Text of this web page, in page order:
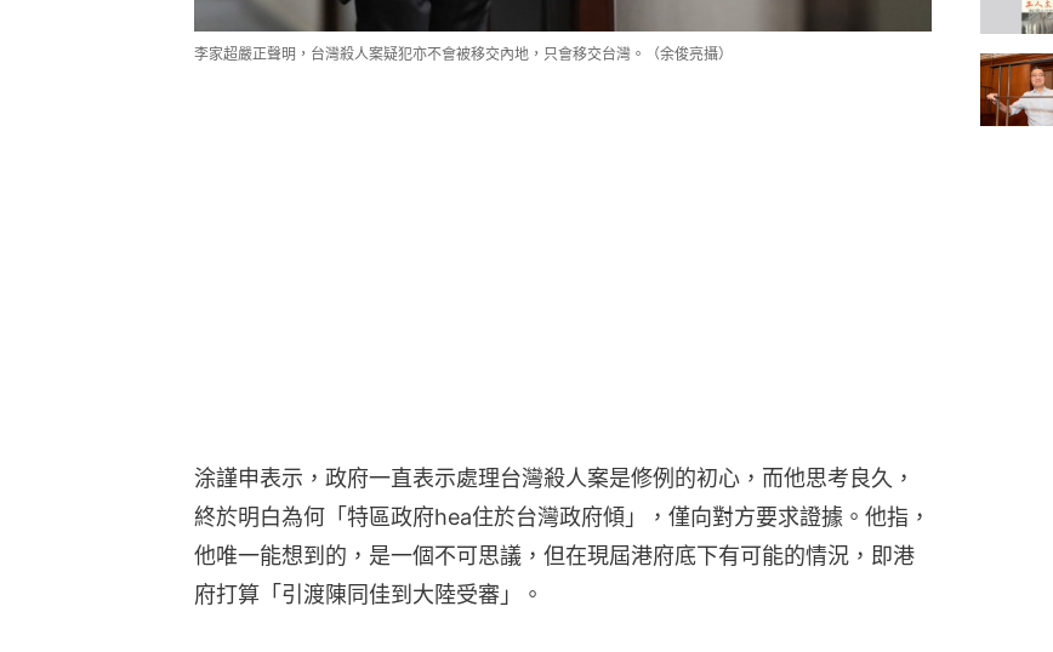
李家超嚴正聲明，台灣殺人案疑犯亦不會被移交內地，只會移交台灣。（余俊亮攝）
涂謹申表示，政府一直表示處理台灣殺人案是修例的初心，而他思考良久，
終於明白為何「特區政府hea住於台灣政府傾」，僅向對方要求證據。他指，
他唯一能想到的，是一個不可思議，但在現屆港府底下有可能的情況，即港
府打算「引渡陳同佳到大陸受審」。